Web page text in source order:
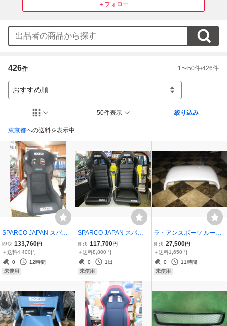
＋フォロー
426件 1 〜50件/426件
おすすめ順
東京都への送料を表示中
50件表示 絞り込み
SPARCO JAPAN スパル
コ CIRCUIT QRT 黒 バケ
ットシート 1脚 国内正規
品＆メーカー直送
即決 133,760円
＋送料4,400円
0
12時間
未使用
SPARCO JAPAN スパル
コ R100J SKY リクライン
グバケットシート 2脚セ
ット 黒／合皮 お取り寄せ
品 国内正規品＆メーカー
即決 117,700円
＋送料8,800円
0
1日
未使用
ラ・アンスポーツ ルーフ
スクープ ベンチレーショ
ン LOWタイプ GDインプ
型用 FRP 未塗装品
即決 27,500円
＋送料1,650円
0
11時間
未使用